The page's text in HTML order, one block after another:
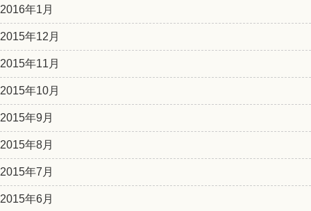
2016年1月
2015年12月
2015年11月
2015年10月
2015年9月
2015年8月
2015年7月
2015年6月